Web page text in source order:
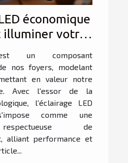
économique
illuminer votre
un composant
nos foyers, modelant
en valeur notre
Avec l'essor de la
l'éclairage LED
comme une
de
alliant performance et